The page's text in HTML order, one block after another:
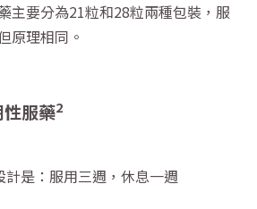
主要分為21粒和28粒兩種包裝，服
原理相同。
服藥2
計是：服用三週，休息一週